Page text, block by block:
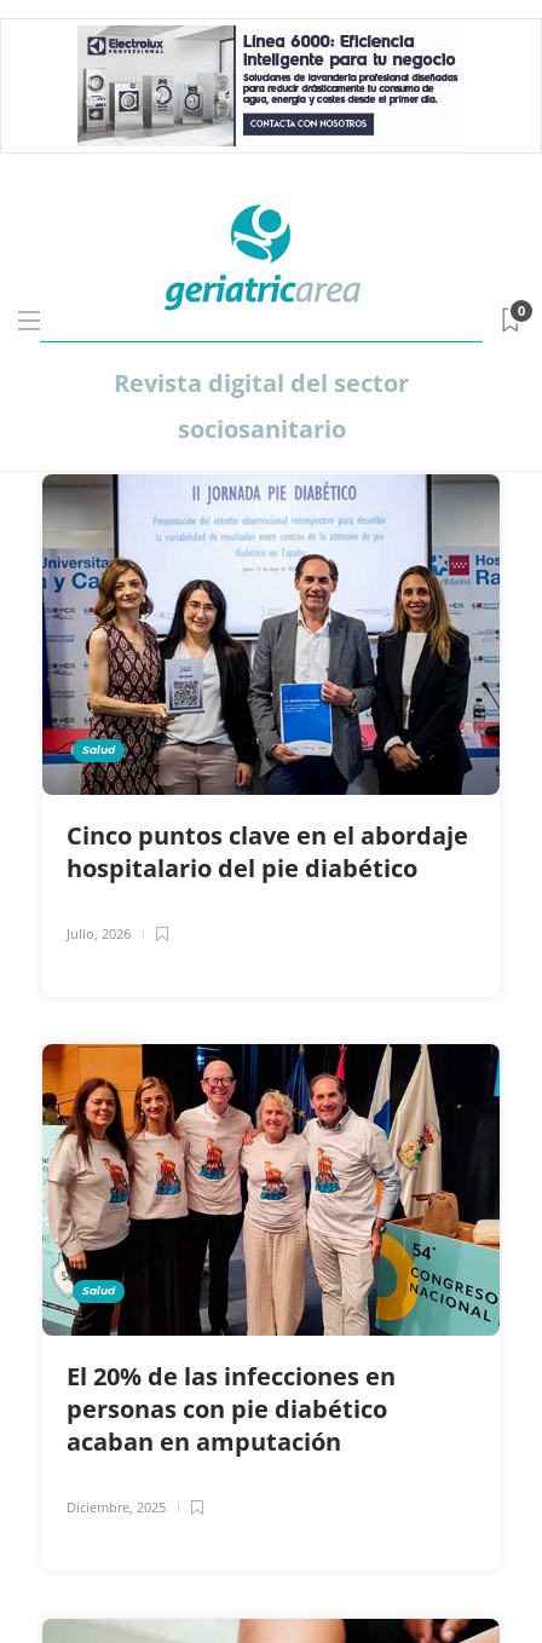
Revista digital del sector
sociosanitario
0
Salud
Cinco puntos clave en el abordaje
hospitalario del pie diabético
Julio, 2026
Salud
El 20% de las infecciones en
personas con pie diabético
acaban en amputación
Diciembre, 2025